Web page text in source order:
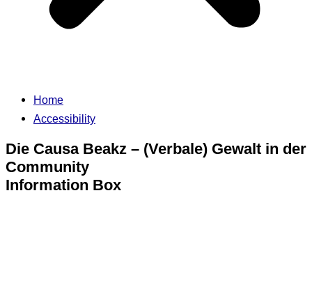
Home
Accessibility
Die Causa Beakz – (Verbale) Gewalt in der
Community
Information Box